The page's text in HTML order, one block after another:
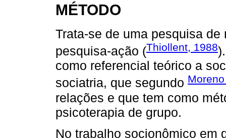
MÉTODO
Trata-se de uma pesquisa
pesquisa-ação (Thiollent, 1988
como referencial teórico a
sociatria, que segundo
relações e que tem como
psicoterapia de grupo.
No trabalho socionômico em